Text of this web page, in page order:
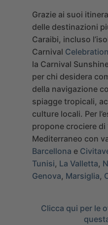
Grazie ai suoi
delle destinazioni
Caraibi, incluso
Carnival
la Carnival
per chi desidera
della navigazione
spiagge tropicali,
culture locali. Per
propone crociere di
Mediterraneo con
Barcellona e
Tunisi, La Valletta,
Genova, Marsiglia,
Clicca qui per le